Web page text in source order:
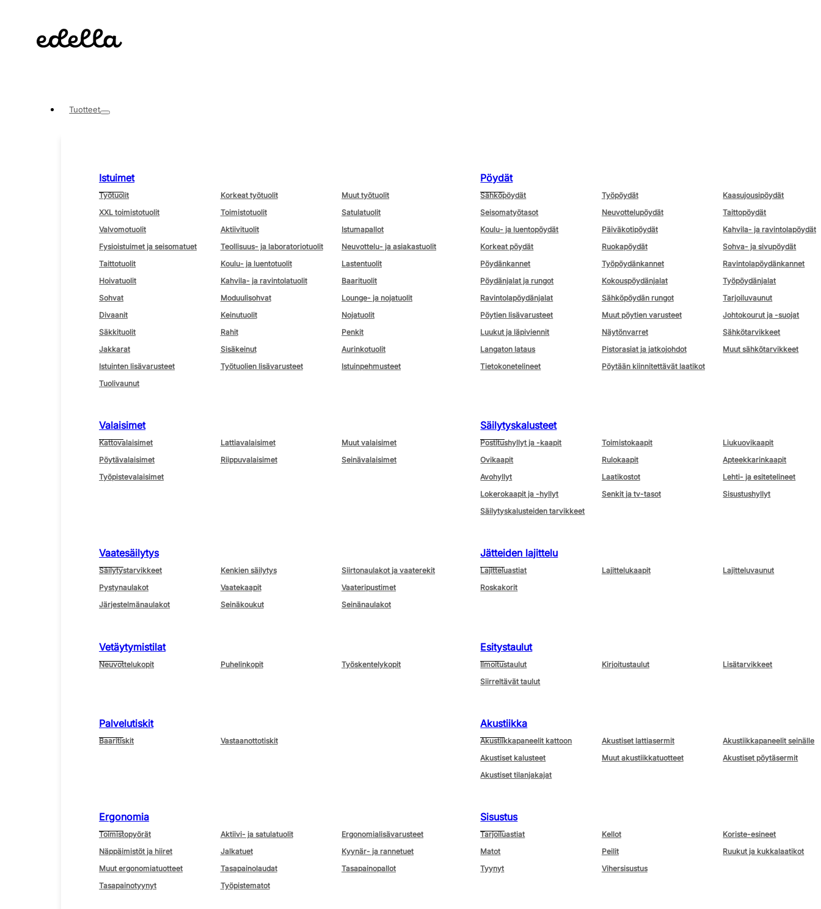
Tuotteet
Istuimet
Työtuolit Korkeat työtuolit
Muut työtuolit
XXL toimistotuolit
Toimistotuolit
Satulatuolit
Valvomotuolit
Aktiivituolit
Istumapallot
Fysioistuimet ja seisomatuet
Teollisuus- ja laboratoriotuolit
Neuvottelu- ja asiakastuolit
Taittotuolit
Koulu- ja luentotuolit
Lastentuolit
Hoivatuolit
Kahvila- ja ravintolatuolit
Baarituolit
Sohvat
Moduulisohvat
Lounge- ja nojatuolit
Divaanit
Keinutuolit
Nojatuolit
Säkkituolit
Rahit
Penkit
Jakkarat
Sisäkeinut
Aurinkotuolit
Istuinten lisävarusteet
Työtuolien lisävarusteet
Istuinpehmusteet
Tuolivaunut
Pöydät
Sähköpöydät Työpöydät
Kaasujousipöydät
Seisomatyötasot
Neuvottelupöydät
Taittopöydät
Koulu- ja luentopöydät
Päiväkotipöydät
Kahvila- ja ravintolapöydät
Korkeat pöydät
Ruokapöydät
Sohva- ja sivupöydät
Pöydänkannet
Työpöydänkannet
Ravintolapöydänkannet
Pöydänjalat ja rungot
Kokouspöydänjalat
Työpöydänjalat
Ravintolapöydänjalat
Sähköpöydän rungot
Tarjoiluvaunut
Pöytien lisävarusteet
Muut pöytien varusteet
Johtokourut ja -suojat
Luukut ja läpiviennit
Näytönvarret
Sähkötarvikkeet
Langaton lataus
Pistorasiat ja jatkojohdot
Muut sähkötarvikkeet
Tietokonetelineet
Pöytään kiinnitettävät laatikot
Valaisimet
Kattovalaisimet Lattiavalaisimet
Muut valaisimet
Pöytävalaisimet
Riippuvalaisimet
Seinävalaisimet
Työpistevalaisimet
Säilytyskalusteet
Postitushyllyt ja -kaapit Toimistokaapit
Liukuovikaapit
Ovikaapit
Rulokaapit
Apteekkarinkaapit
Avohyllyt
Laatikostot
Lehti- ja esitetelineet
Lokerokaapit ja -hyllyt
Senkit ja tv-tasot
Sisustushyllyt
Säilytyskalusteiden tarvikkeet
Vaatesäilytys
Säilytystarvikkeet Kenkien säilytys
Siirtonaulakot ja vaaterekit
Pystynaulakot
Vaatekaapit
Vaateripustimet
Järjestelmänaulakot
Seinäkoukut Seinänaulakot
Jätteiden lajittelu
Lajitteluastiat Lajittelukaapit
Lajitteluvaunut
Roskakorit
Vetäytymistilat
Neuvottelukopit Puhelinkopit Työskentelykopit
Esitystaulut
Ilmoitustaulut Kirjoitustaulut
Lisätarvikkeet
Siirreltävät taulut
Palvelutiskit
Baaritiskit Vastaanottotiskit
Akustiikka
Akustiikkapaneelit kattoon Akustiset lattiasermit
Akustiikkapaneelit seinälle
Akustiset kalusteet
Muut akustiikkatuotteet
Akustiset pöytäsermit
Akustiset tilanjakajat
Ergonomia
Toimistopyörät Aktiivi- ja satulatuolit
Ergonomialisävarusteet
Näppäimistöt ja hiiret
Jalkatuet
Kyynär- ja rannetuet
Muut ergonomiatuotteet
Tasapainolaudat
Tasapainopallot
Tasapainotyynyt
Työpistematot
Sisustus
Tarjoiluastiat Kellot
Koriste-esineet
Matot
Peilit
Ruukut ja kukkalaatikot
Tyynyt
Vihersisustus